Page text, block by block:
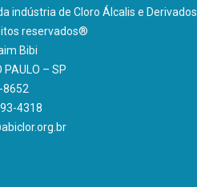
indústria de Cloro Álcalis e Derivados
reservados®
Bibi
– SP
8652
4318